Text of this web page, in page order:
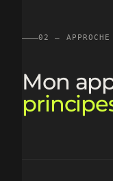
02 — APPROCHE
Mon